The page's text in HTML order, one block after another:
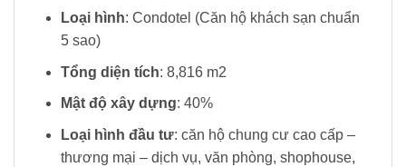
Loại hình: Condotel (Căn hộ khách sạn chuẩn
5 sao)
Tổng diện tích: 8,816 m2
Mật độ xây dựng: 40%
Loại hình đầu tư: căn hộ chung cư cao cấp –
thương mại – dịch vụ, văn phòng, shophouse,